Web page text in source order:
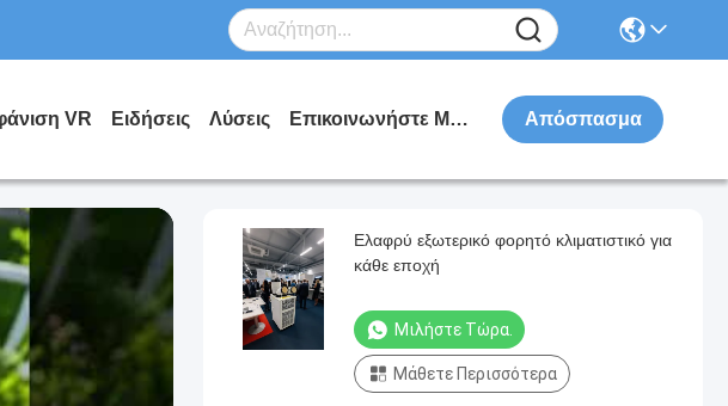
VR Ειδήσεις Λύσεις Επικοινωνήστε Μαζί Μας Απόσπασμα
Ελαφρύ εξωτερικό φορητό κλιματιστικό για
κάθε εποχή
Μιλήστε Τώρα.
Μάθετε Περισσότερα